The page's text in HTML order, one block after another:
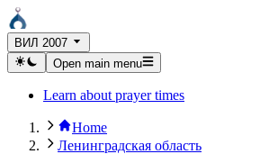
ВИЛ 2007
Open main menu
Learn about prayer times
Home
Ленинградская область